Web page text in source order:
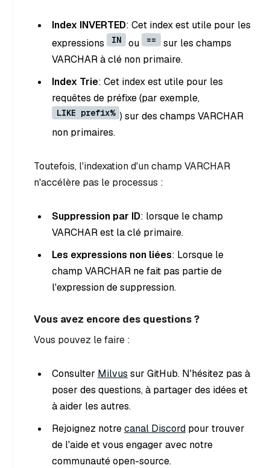
Index INVERTED: Cet index est utile pour les
expressions
IN ou ==
sur les champs
VARCHAR à clé non primaire.
Index Trie: Cet index est utile pour les
requêtes de préfixe (par exemple,
LIKE prefix% ) sur des champs VARCHAR
non primaires.
Toutefois, l'indexation d'un champ VARCHAR
n'accélère pas le processus :
Suppression par ID: lorsque le champ
VARCHAR est la clé primaire.
Les expressions non liées: Lorsque le
champ VARCHAR ne fait pas partie de
l'expression de suppression.
Vous avez encore des questions ?
Vous pouvez le faire :
Consulter Milvus sur GitHub. N'hésitez pas à
poser des questions, à partager des idées et
à aider les autres.
Rejoignez notrecanal Discord pour trouver
de l'aide et vous engager avec notre
communauté open-source.